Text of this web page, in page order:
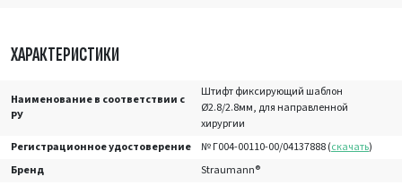
ХАРАКТЕРИСТИКИ
Наименование в соответствии с
РУ
Штифт фиксирующий шаблон
Ø2.8/2.8мм, для направленной
хирургии
Регистрационное удостоверение
№ Г004-00110-00/04137888 (скачать)
Бренд
Straumann®